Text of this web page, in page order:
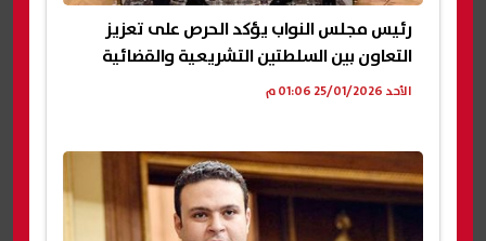
رئيس مجلس النواب يؤكد الحرص على تعزيز
التعاون بين السلطتين التشريعية والقضائية
الأحد 25/01/2026 01:06 م